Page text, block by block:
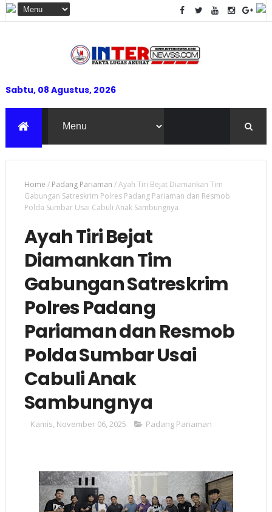
Sabtu, 08 Agustus, 2026
Home / Padang Pariaman /Ayah Tiri Bejat Diamankan Tim
Gabungan Satreskrim Polres Padang Pariaman dan Resmob
Polda Sumbar Usai Cabuli Anak Sambungnya
Ayah Tiri Bejat
Diamankan Tim
Gabungan Satreskrim
Polres Padang
Pariaman dan Resmob
Polda Sumbar Usai
Cabuli Anak
Sambungnya
Kamis, November 06, 2025 Padang Pariaman